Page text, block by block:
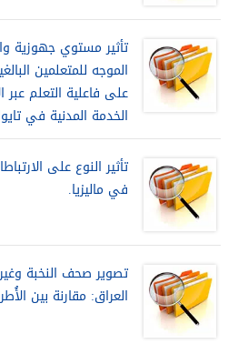
تأثير مستوي جهوزية
الموجه للمتعلمين
على فاعلية التعلم
الخدمة المدنية في
تأثير النوع على
في ماليزيا.
تصوير صحف النخبة وغير
العراق: مقارنة بين